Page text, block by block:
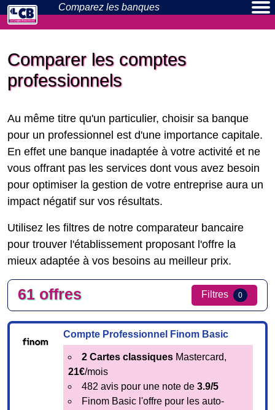
Comparez les banques
Comparer les comptes
professionnels
Au même titre qu'un particulier, choisir sa banque
pour un professionnel est d'une importance capitale.
En effet une banque inadaptée à votre activité et ne
vous offrant pas les services dont vous avez besoin
pour optimiser la gestion de votre entreprise aura un
impact négatif sur vos résultats.
Utilisez les filtres de notre comparateur bancaire
pour trouver l'établissement proposant l'offre la
mieux adaptée à vos besoins au meilleur prix.
61 offres Filtres 0
Compte Professionnel Finom Basic
2 Cartes classiquesMastercard,
21€/mois
482 avis pour une note de 3.9/5
Finom Basic l'offre pour les auto-